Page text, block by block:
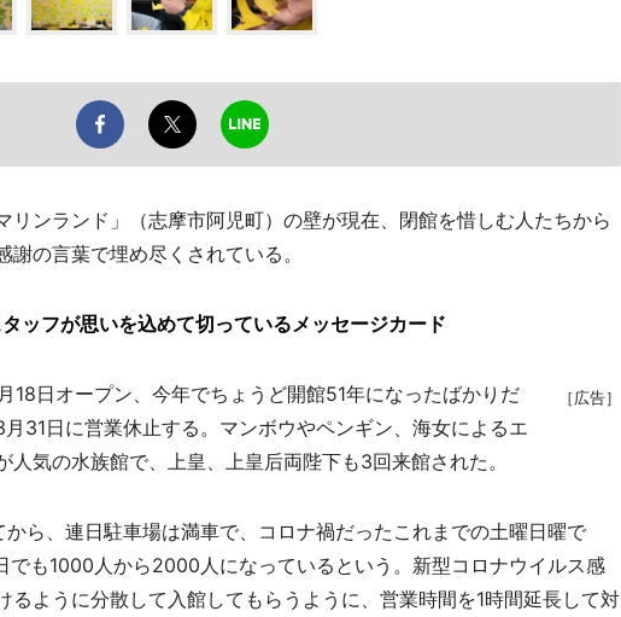
ンランド」（志摩市阿児町）の壁が現在、閉館を惜しむ人たちから
謝の言葉で埋め尽くされている。
タッフが思いを込めて切っているメッセージカード
［広告］
日オープン、今年でちょうど開館51年になったばかりだ
31日に営業休止する。マンボウやペンギン、海女によるエ
気の水族館で、上皇、上皇后両陛下も3回来館された。
ら、連日駐車場は満車で、コロナ禍だったこれまでの土曜日曜で
でも1000人から2000人になっているという。新型コロナウイルス感
るように分散して入館してもらうように、営業時間を1時間延長して対